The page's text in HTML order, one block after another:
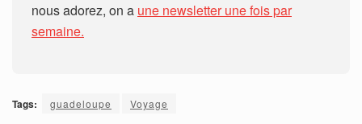
nous adorez, on a une newsletter une fois par
semaine.
Tags: guadeloupe Voyage